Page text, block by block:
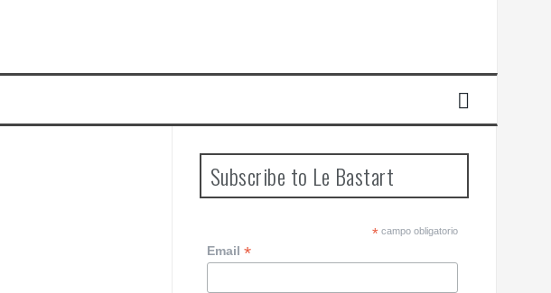
Subscribe to Le Bastart
*campo obligatorio
Email*